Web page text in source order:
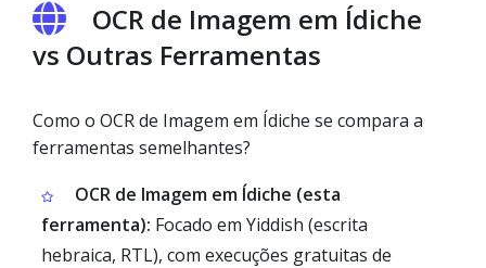
OCR de Imagem em Ídiche
vs Outras Ferramentas
Como o OCR de Imagem em Ídiche se compara a
ferramentas semelhantes?
OCR de Imagem em Ídiche (esta
ferramenta): Focado em Yiddish (escrita
hebraica, RTL), com execuções gratuitas de